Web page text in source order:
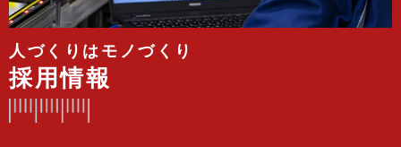
人づくりはモノづくり
採用情報